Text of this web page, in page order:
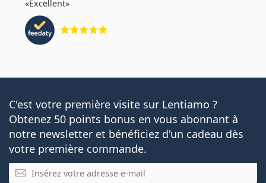
Excellent
C'est votre première visite sur Lentiamo ?
Obtenez 50 points bonus en vous abonnant à
notre newsletter et bénéficiez d'un cadeau dès
votre première commande.
E-mail